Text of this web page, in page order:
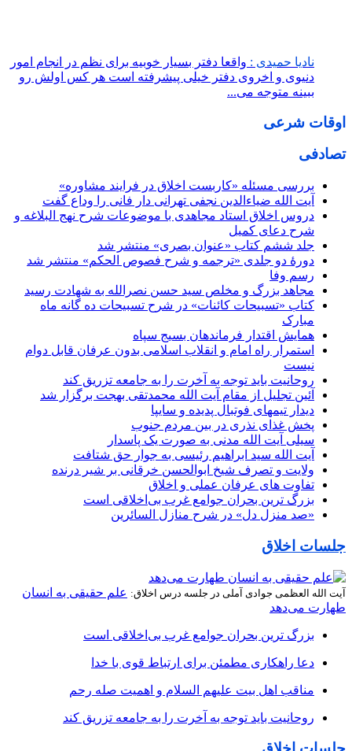
نادیا حمیدی : واقعا دفتر بسیار خوبیه برای نظم در انجام امور
دنیوی و اخروی دفتر خیلی پیشرفته است هر کس اولش رو
ببینه متوجه می...
اوقات شرعی
تصادفی
بررسی مسئله «کاربست اخلاق در فرایند مشاوره»
آیت الله ضیاءالدین نجفی تهرانی دار فانی را وداع گفت
دروس اخلاق استاد مجاهدی با موضوعات شرح نهج البلاغه و
شرح دعای کمیل
جلد ششم کتاب «عنوان بصری» منتشر شد
دورۀ دو جلدی «ترجمه و شرح فصوص الحکم» منتشر شد
رسم وفا
مجاهد بزرگ و مخلص سید حسن نصرالله به شهادت رسید
کتاب «تسبیحات کائنات» در شرح تسبیحات ده‌ گانه ماه
مبارک
همایش اقتدار فرماندهان بسیج سپاه
استمرار راه امام و انقلاب اسلامی بدون عرفان قابل دوام
نیست
روحانیت باید توجه به آخرت را به جامعه تزریق کند
آئین تجلیل از مقام آیت الله محمدتقی بهجت برگزار شد
دیدار تیمهای فوتبال پدیده و سایپا
پخش غذای نذری در بین مردم جنوب
سیلی آیت‌ الله مدنی به صورت یک پاسدار
آیت الله سید ابراهیم رئیسی به جوار حق شتافت
ولایت و تصرف شیخ ابوالحسن خرقانی بر شیر درنده
تفاوت های عرفان عملی و اخلاق
بزرگ ترین بحران جوامع غرب بی‌اخلاقی است
«صد منزل دل» در شرح منازل السائرین
جلسات اخلاق
آیت الله العظمی جوادی آملی در جلسه درس اخلاق: علم حقیقی به انسان
طهارت می‌دهد
بزرگ ترین بحران جوامع غرب بی‌اخلاقی است
دعا راهکاری مطمئن برای ارتباط قوی با خدا
مناقب اهل بیت علیهم السلام و اهمیت صله رحم
روحانیت باید توجه به آخرت را به جامعه تزریق کند